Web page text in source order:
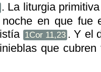
. La liturgia
en que fue
1Cor 11,23 . Y el
que